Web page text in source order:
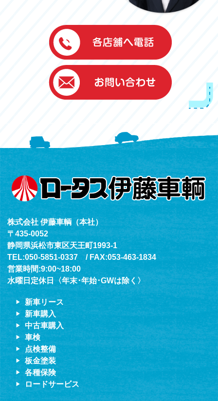
伊藤車輌（本社）
050-5851-0337
グッドワン浜松
050-5851-0338
浜北店
050-5851-0339
（年中無休24h対応）
株式会社 伊藤車輌（本社）
〒435-0052
静岡県浜松市東区天王町1993-1
TEL:050-5851-0337 / FAX:053-463-1834
営業時間:9:00~18:00
水曜日定休日〈年末･年始･GWは除く〉
新車リース
新車購入
中古車購入
車検
点検整備
板金塗装
各種保険
ロードサービス